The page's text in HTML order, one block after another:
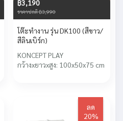
฿3,190
ราคาปกติ ฿3,990
โต๊ะทำงาน รุ่น DK100 (สีขาว/
สีลินเบิร์ก)
KONCEPT PLAY
กว้างxยาวxสูง: 100x50x75 cm
ลด
20%